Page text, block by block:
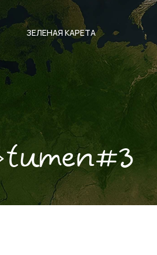
ЗЕЛЕНАЯ КАРЕТА